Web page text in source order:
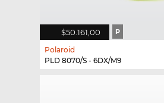
$50.161,00 P
Polaroid
PLD 8070/S - 6DX/M9